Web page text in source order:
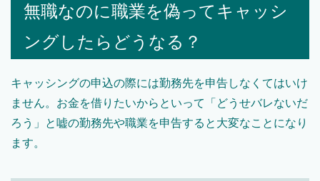
無職なのに職業を偽ってキャッシ
ングしたらどうなる？
キャッシングの申込の際には勤務先を申告しなくてはいけ
ません。お金を借りたいからといって「どうせバレないだ
ろう」と嘘の勤務先や職業を申告すると大変なことになり
ます。